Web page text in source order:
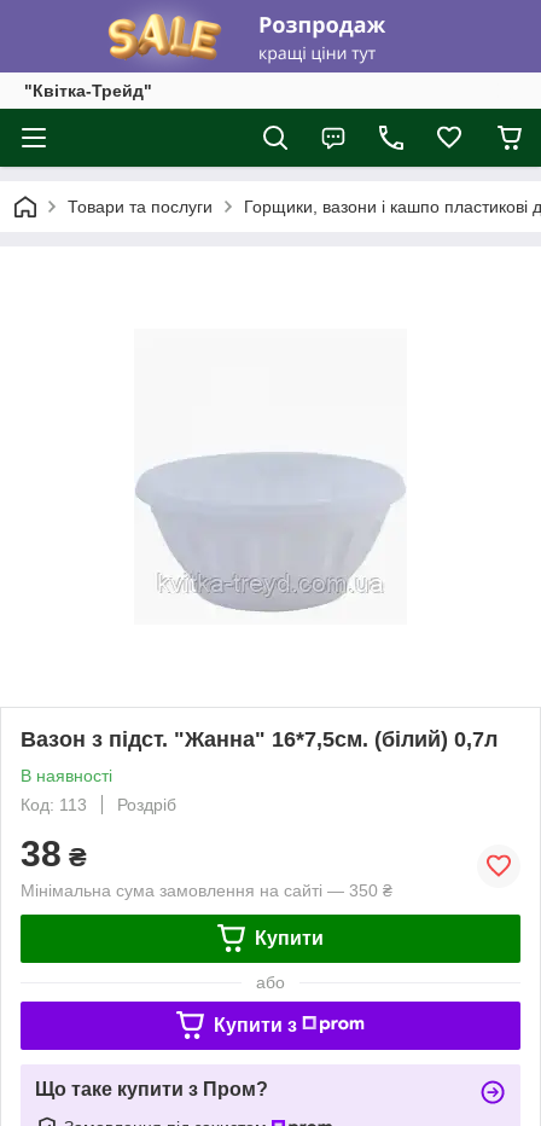
"Квітка-Трейд"
Товари та послуги Горщики, вазони і кашпо пластикові
Вазон з підст. "Жанна" 16*7,5см. (білий) 0,7л
В наявності
Код: 113
Роздріб
38 ₴
Мінімальна сума замовлення на сайті — 350 ₴
Купити
або
Купити з
Що таке купити з Пром?